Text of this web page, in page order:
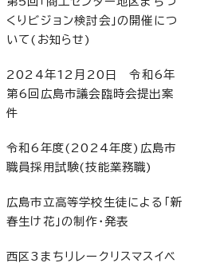
くりビジョン検討会」の開催につ
いて(お知らせ)
2024年12月20日 令和6年
第6回広島市議会臨時会提出案
件
令和6年度(2024年度)広島市
職員採用試験(技能業務職)
広島市立高等学校生徒による「新
春生け花」の制作・発表
西区3まちリレークリスマスイベ